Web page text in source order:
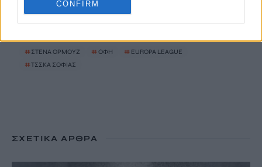
CONFIRM
# ΣΤΕΝΑ ΟΡΜΟΥΖ # ΟΦΗ # EUROPA LEAGUE
#ΤΣΣΚΑ ΣΟΦΙΑΣ
ΣΧΕΤΙΚΆ ΆΡΘΡΑ